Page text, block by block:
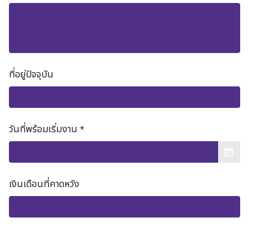
ที่อยู่ปัจจุบัน
วันที่พร้อมเริ่มงาน *
เงินเดือนที่คาดหวัง